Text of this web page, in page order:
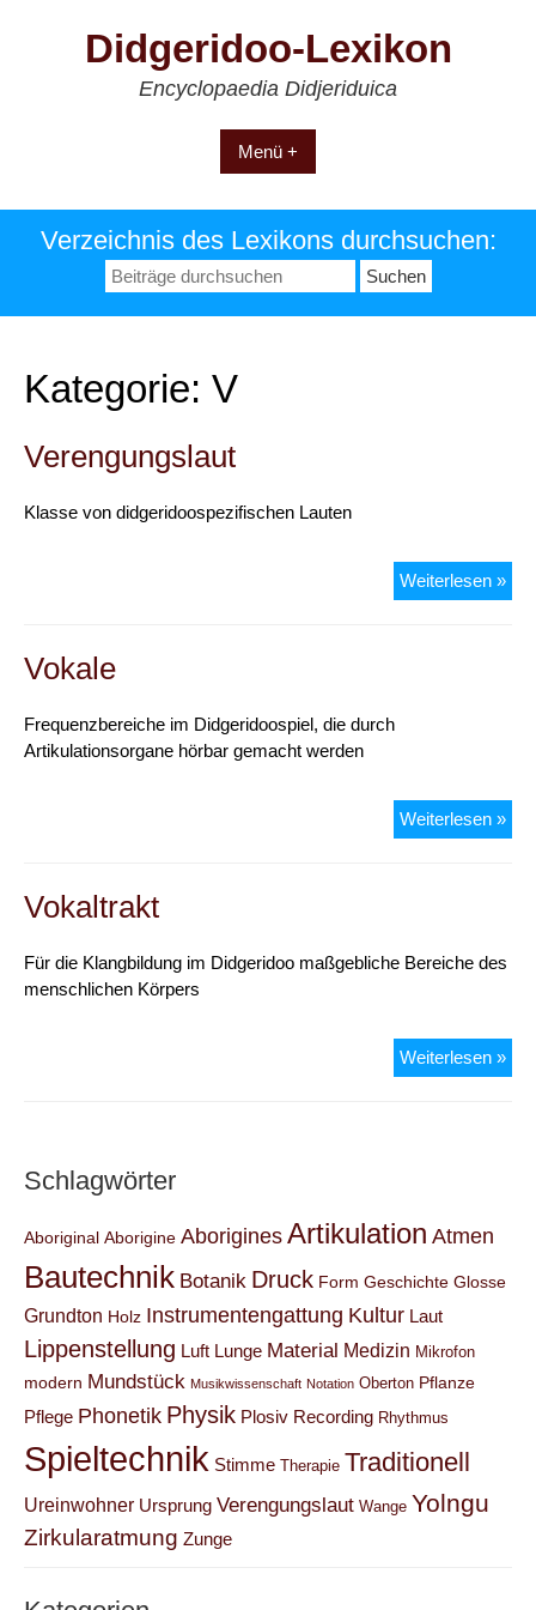
Didgeridoo-Lexikon
Encyclopaedia Didjeriduica
Menü +
Verzeichnis des Lexikons durchsuchen:
Suchen
nach:
Kategorie: V
Verengungslaut
Klasse von didgeridoospezifischen Lauten
Weiterlesen »
Vokale
Frequenzbereiche im Didgeridoospiel, die durch
Artikulationsorgane hörbar gemacht werden
Weiterlesen »
Vokaltrakt
Für die Klangbildung im Didgeridoo maßgebliche Bereiche des
menschlichen Körpers
Weiterlesen »
Schlagwörter
Aboriginal Aborigine AboriginesArtikulation Atmen
Bautechnik Botanik Druck Form Geschichte Glosse
Grundton Holz Instrumentengattung Kultur Laut
Lippenstellung Luft Lunge Material Medizin Mikrofon
modern Mundstück Musikwissenschaft Notation Oberton Pflanze
Pflege Phonetik Physik Plosiv Recording Rhythmus
Spieltechnik Stimme Therapie Traditionell
Ureinwohner Ursprung Verengungslaut Wange Yolngu
Zirkularatmung Zunge